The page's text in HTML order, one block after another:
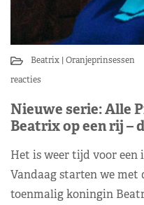
Beatrix Oranjeprinsessen
reacties
Nieuwe serie: Alle
Beatrix op een rij –
Het is weer tijd voor een
Vandaag starten we met
toenmalig koningin